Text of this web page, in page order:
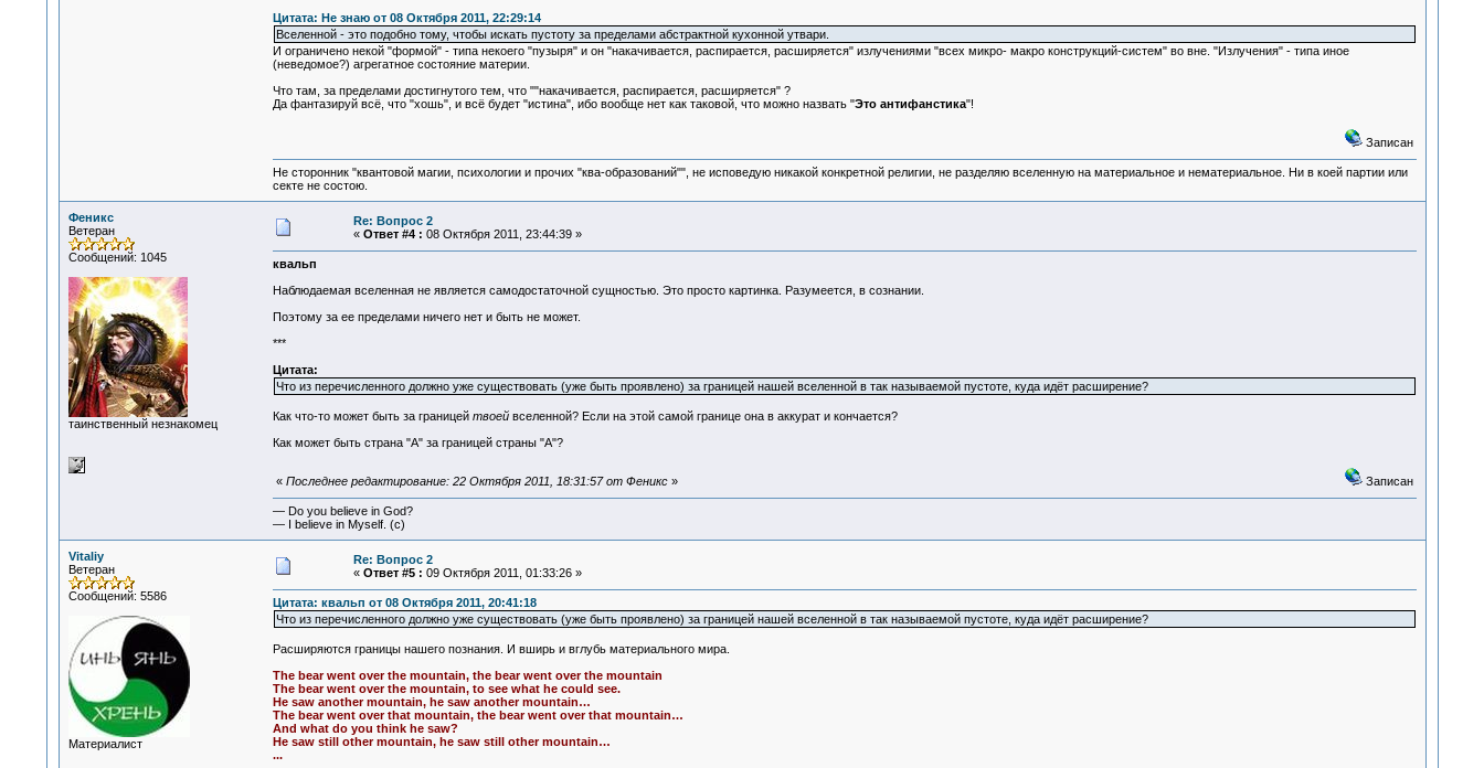
Цитата: Не знаю от 08 Октября 2011, 22:29:14
Вселенной - это подобно тому, чтобы искать пустоту за пределами абстрактной кухонной утвари.
И ограничено некой "формой" - типа некоего "пузыря" и он "накачивается, распирается, расширяется" излучениями "всех микро- макро конструкций-систем" во вне. "Излучения" - типа иное
(неведомое?) агрегатное состояние материи.
Что там, за пределами достигнутого тем, что ""накачивается, распирается, расширяется" ?
Да фантазируй всё, что "хошь", и всё будет "истина", ибо вообще нет как таковой, что можно назвать "Это антифанстика"!
Записан
Не сторонник "квантовой магии, психологии и прочих "ква-образований"", не исповедую никакой конкретной религии, не разделяю вселенную на материальное и нематериальное. Ни в коей партии или
секте не состою.
Феникс
Ветеран
Сообщений: 1045
таинственный незнакомец
Re: Вопрос 2
« Ответ #4 : 08 Октября 2011, 23:44:39 »
квальп
Наблюдаемая вселенная не является самодостаточной сущностью. Это просто картинка. Разумеется, в сознании.
Поэтому за ее пределами ничего нет и быть не может.
***
Цитата:
Что из перечисленного должно уже существовать (уже быть проявлено) за границей нашей вселенной в так называемой пустоте, куда идёт расширение?
Как что-то может быть за границей твоейвселенной? Если на этой самой границе она в аккурат и кончается?
Как может быть страна "A" за границей страны "A"?
« Последнее редактирование: 22 Октября 2011, 18:31:57 от Феникс» Записан
— Do you believe in God?
— I believe in Myself. (c)
Vitaliy
Ветеран
Сообщений: 5586
Материалист
Re: Вопрос 2
« Ответ #5 : 09 Октября 2011, 01:33:26 »
Цитата: квальп от 08 Октября 2011, 20:41:18
Что из перечисленного должно уже существовать (уже быть проявлено) за границей нашей вселенной в так называемой пустоте, куда идёт расширение?
Расширяются границы нашего познания. И вширь и вглубь материального мира.
The bear went over the mountain, the bear went over the mountain
The bear went over the mountain, to see what he could see.
He saw another mountain, he saw another mountain…
The bear went over that mountain, the bear went over that mountain…
And what do you think he saw?
He saw still other mountain, he saw still other mountain…
...